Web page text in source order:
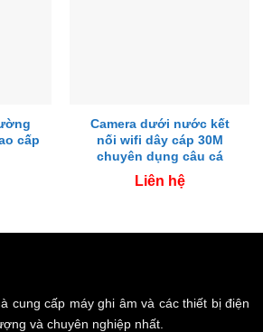
cấp
Camera dưới nước kết
nối wifi dây cáp 30M
chuyên dụng câu cá
Liên hệ
cung cấp máy ghi âm và các thiết bị điện
và chuyên nghiệp nhất.